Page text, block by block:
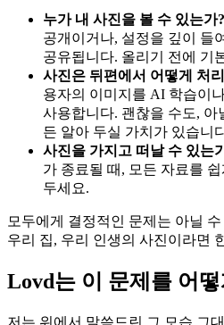
누가 내 사진을 볼 수 있는가?
공개이거나, 설정을 깊이 들
공유됩니다. 올리기 전에 기
사진은 뒤편에서 어떻게 처
용자의 이미지를 AI 학습이
사용합니다. 괜찮을 수도, 아
든 알아 두실 가치가 있습니
사진을 가지고 떠날 수 있는
가 종료될 때, 모든 자료를
두세요.
모두에게 결정적인 문제는 아닐
우리 집, 우리 인생의 사진이라면
Lovd는 이 문제를 어